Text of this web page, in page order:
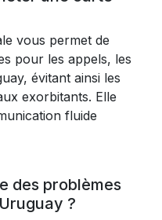
vous permet de
pour les appels, les
évitant ainsi les
exorbitants. Elle
fluide
des problèmes
?